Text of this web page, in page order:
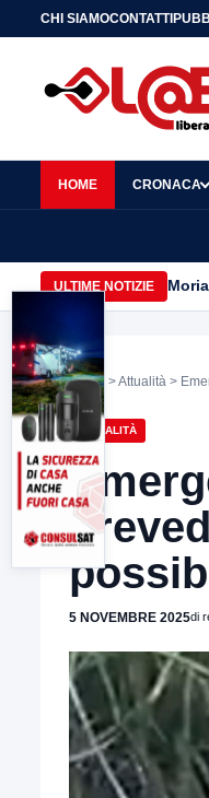
CHI SIAMOCONTATTI
HOME CRONACA
ULTIME NOTIZIE
Home >Attualità >
ATTUALITÀ
5 NOVEMBRE 2025di